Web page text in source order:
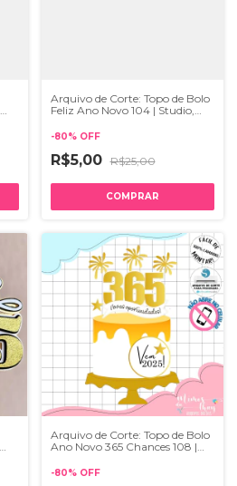
Arquivo de Corte: Topo de Bolo
Feliz Ano Novo 104 | Studio,
-80% OFF
R$5,00 R$25,00
Arquivo de Corte: Topo de Bolo
Ano Novo 365 Chances 108 |
-80% OFF